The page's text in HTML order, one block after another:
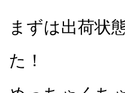
まずは出荷状
た！